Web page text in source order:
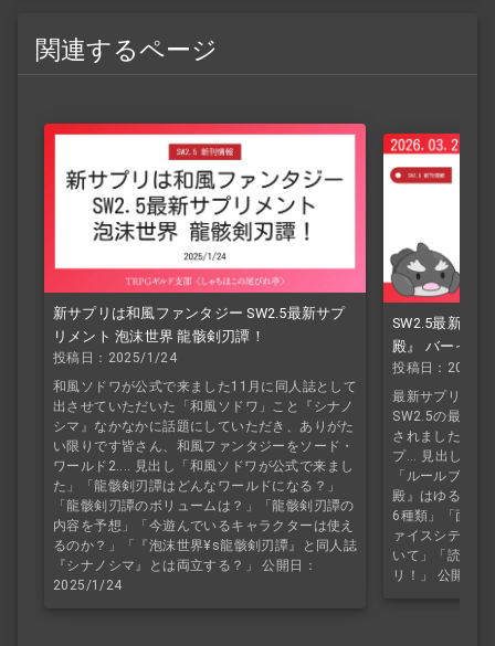
関連するページ
新サプリは和風ファンタジー SW2.5最新サプ
リメント 泡沫世界 龍骸剣刃譚！
投稿日：2025/1/24
和風ソドワが公式で来ました11月に同人誌として
出させていただいた「和風ソドワ」こと『シナノ
シマ』なかなかに話題にしていただき、ありがた
い限りです皆さん、和風ファンタジーをソード・
ワールド2.... 見出し「和風ソドワが公式で来まし
た」「龍骸剣刃譚はどんなワールドになる？」
「龍骸剣刃譚のボリュームは？」「龍骸剣刃譚の
内容を予想」「今遊んでいるキャラクターは使え
るのか？」「『泡沫世界¥s龍骸剣刃譚』と同人誌
『シナノシマ』とは両立する？」 公開日：
2025/1/24
SW2.5最新サ
殿』 バーっと
す！！
投稿日：2026/
最新サプリ『魔
SW2.5の最新サ
されましたとい
プ... 見出し「最
「ルールブッ
殿』はゆるっと
6種類」「面白
ァイスシティ』
いて」「読みや
リ！」 公開日